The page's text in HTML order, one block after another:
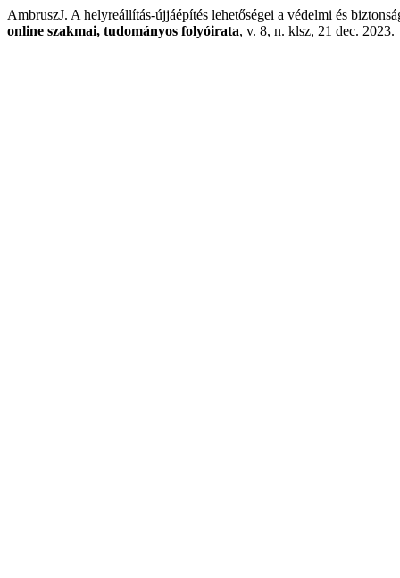
AmbruszJ. A helyreállítás-újjáépítés lehetőségei a védelmi és
online szakmai, tudományos folyóirata, v. 8, n. klsz, 21 dec. 2023.